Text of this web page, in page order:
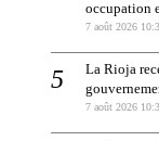
occupation
7 août 2026
La Rioja
7 août 2026